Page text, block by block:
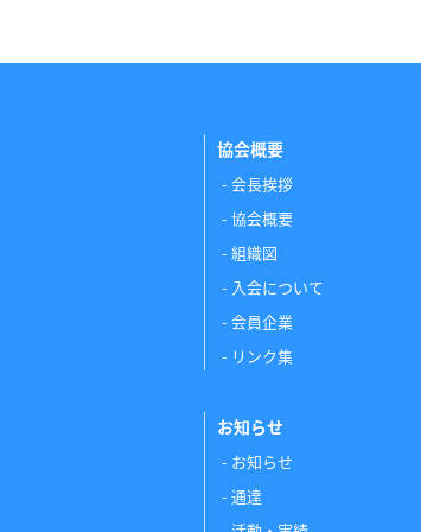
協会概要
会長挨拶
協会概要
組織図
入会について
会員企業
リンク集
お知らせ
お知らせ
通達